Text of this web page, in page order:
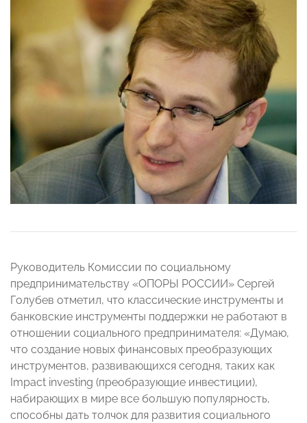
Руководитель Комиссии по социальному
предпринимательству «ОПОРЫ РОССИИ» Сергей
Голубев отметил, что классические инструменты и
банковские инструменты поддержки не работают в
отношении социального предпринимателя: «Думаю,
что создание новых финансовых преобразующих
инструментов, развивающихся сегодня, таких как
Impact investing (преобразующие инвестиции),
набирающих в мире все большую популярность,
способны дать толчок для развития социального